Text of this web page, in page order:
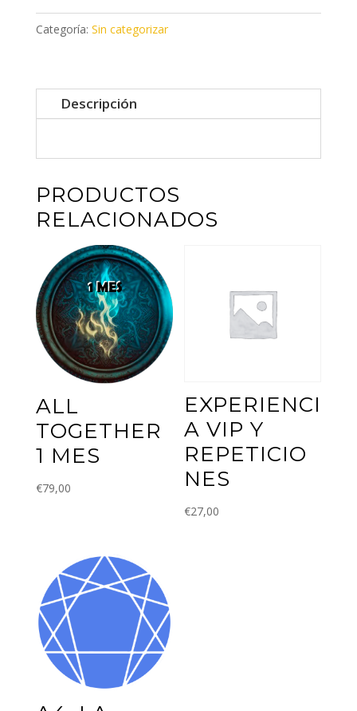
CÁBALA
Categoría: Sin categorizar
Descripción
PRODUCTOS
RELACIONADOS
ALL
TOGETHER
1 MES
€79,00
EXPERIENCI
A VIP Y
REPETICIO
NES
€27,00